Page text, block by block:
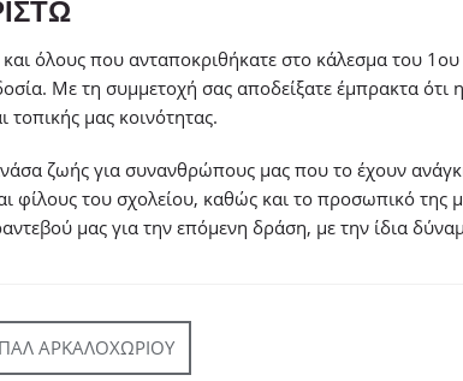
όλους που ανταποκριθήκατε στο κάλεσμα του
Με τη συμμετοχή σας αποδείξατε έμπρακτα ότι
τοπικής μας κοινότητας.
ζωής για συνανθρώπους μας που το έχουν
φίλους του σχολείου, καθώς και το προσωπικό της
μας για την επόμενη δράση, με την ίδια
ΑΡΚΑΛΟΧΩΡΙΟΥ